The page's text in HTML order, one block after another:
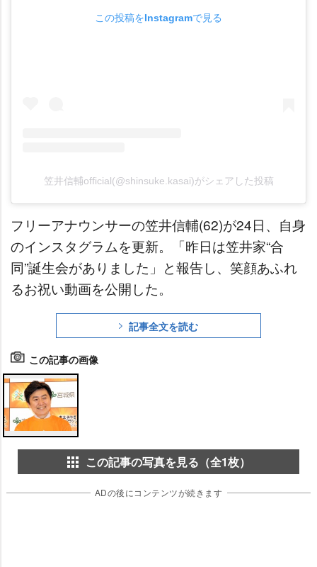
この投稿をInstagramで見る
笠井信輔official(@shinsuke.kasai)がシェアした投稿
フリーアナウンサーの笠井信輔(62)が24日、自身
のインスタグラムを更新。「昨日は笠井家“合
同”誕生会がありました」と報告し、笑顔あふれ
るお祝い動画を公開した。
記事全文を読む
この記事の画像
この記事の写真を見る（全1枚）
ADの後にコンテンツが続きます